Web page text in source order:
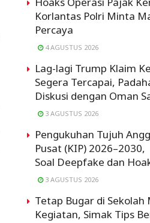
Korlantas Polri Minta
Percaya
4 AGUSTUS 2026
Lag-lagi Trump Klaim
Segera Tercapai,
Diskusi dengan Oman
3 AGUSTUS 2026
Pengukuhan Tujuh
Pusat (KIP)
Soal Deepfake dan
3 AGUSTUS 2026
Tetap Bugar di Sekolah
Kegiatan, Simak Tips